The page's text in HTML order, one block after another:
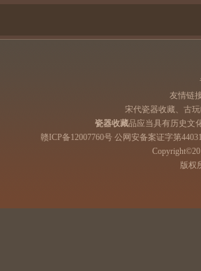
友情链
宋代瓷器收藏、古
瓷器收藏品应当具有历史文
赣ICP备12007760号 公网安备案证字第
版权